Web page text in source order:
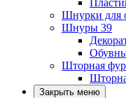
Шнурки для
Шнуры 39
Шторная
Закрыть меню